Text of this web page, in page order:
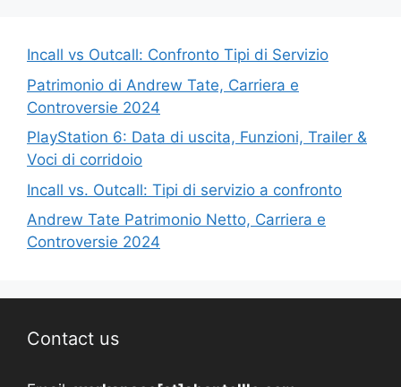
Incall vs Outcall: Confronto Tipi di Servizio
Patrimonio di Andrew Tate, Carriera e
Controversie 2024
PlayStation 6: Data di uscita, Funzioni, Trailer &
Voci di corridoio
Incall vs. Outcall: Tipi di servizio a confronto
Andrew Tate Patrimonio Netto, Carriera e
Controversie 2024
Contact us